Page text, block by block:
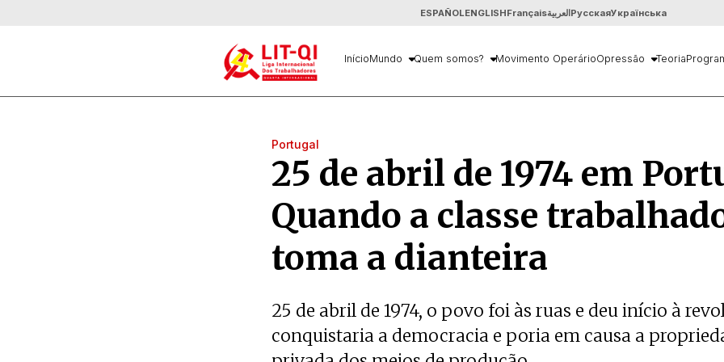
ESPAÑOLENGLISHFrançaisالعربيةРусскаяУкраїнська
InícioMundo Quem somos? Movimento OperárioOpressão Teoria
Portugal
25 de abril de 1974 em
Quando a classe
toma a dianteira
25 de abril de 1974, o povo foi às ruas e deu início à
conquistaria a democracia e poria em causa a